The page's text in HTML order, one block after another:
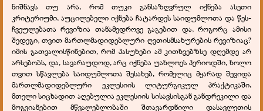
ნიშნავს თუ არა, რომ თუკი განსაზღვრულ იქნება ასეთი
კრიტერიუმი, აუცილებელი იქნება ჩატარდეს საიდუმლოთა და წეს-
ჩვეულებათა რევიზია თანამედროვე გაგებით და, როგორც ამისი
შედეგი, თვით მართლმადიდებლური ღვთისმსახურების რევიზიაც?
იმის გათვალისწინებით, რომ პასუხები ამ კითხვებზსე დღემდე არ
არსებობს, და, სავარაუდოდ, არც იქნება უახლოეს პერიოდში, ხოლო
თვით სწავლება საიდუმლოთა შესახებ, რომელიც მყარად შევიდა
მართლმადიდებლური ეკლესიის ლიტურგიკულ პრაქტიკაში,
მთელი სიცხადით აღებულია ეკლესიის სისავსისგან განდრეკილი და
მოგვიანებით მწვალებლობაში შთავარდნილი დასავლეთის